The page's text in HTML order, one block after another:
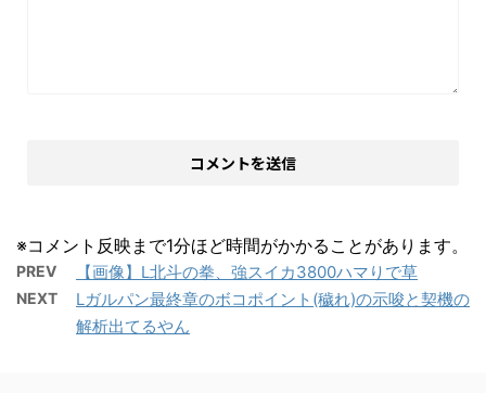
※コメント反映まで1分ほど時間がかかることがあります。
PREV 【画像】L北斗の拳、強スイカ3800ハマりで草
NEXT
Lガルパン最終章のボコポイント(穢れ)の示唆と契機の
解析出てるやん